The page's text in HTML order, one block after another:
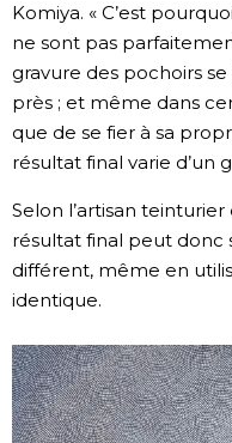
Komiya. « C’est
ne sont pas
gravure des pochoirs
près ; et même dans
que de se fier à sa
résultat final varie d’un
Selon l’artisan
résultat final peut
différent, même en
identique.